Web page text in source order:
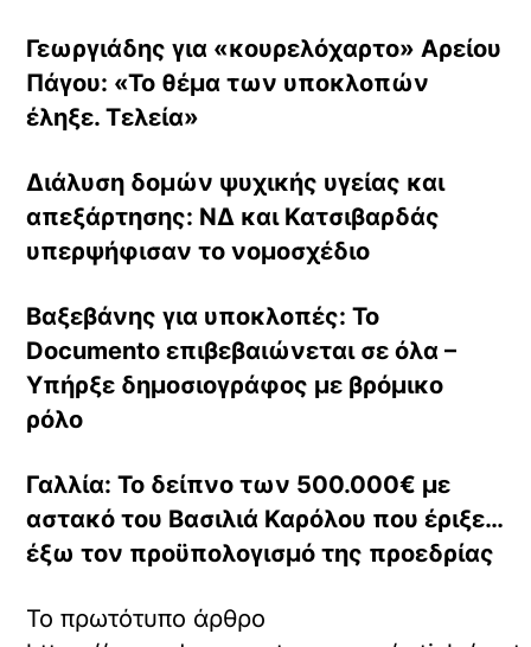
Γεωργιάδης για «κουρελόχαρτο» Αρείου
Πάγου: «Το θέμα των υποκλοπών
έληξε. Τελεία»
Διάλυση δομών ψυχικής υγείας και
απεξάρτησης: ΝΔ και Κατσιβαρδάς
υπερψήφισαν το νομοσχέδιο
Βαξεβάνης για υποκλοπές: Το
Documento επιβεβαιώνεται σε όλα –
Υπήρξε δημοσιογράφος με βρόμικο
ρόλο
Γαλλία: Το δείπνο των 500.000€ με
αστακό του Βασιλιά Καρόλου που έριξε…
έξω τον προϋπολογισμό της προεδρίας
Το πρωτότυπο άρθρο